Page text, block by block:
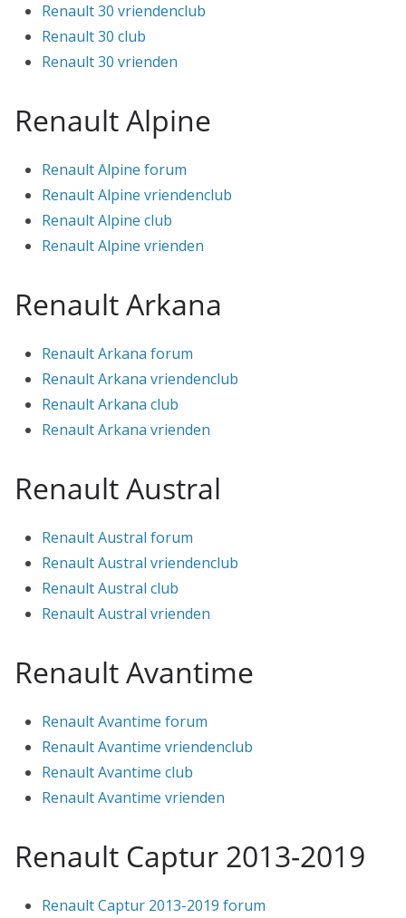
Renault 30 vriendenclub
Renault 30 club
Renault 30 vrienden
Renault Alpine
Renault Alpine forum
Renault Alpine vriendenclub
Renault Alpine club
Renault Alpine vrienden
Renault Arkana
Renault Arkana forum
Renault Arkana vriendenclub
Renault Arkana club
Renault Arkana vrienden
Renault Austral
Renault Austral forum
Renault Austral vriendenclub
Renault Austral club
Renault Austral vrienden
Renault Avantime
Renault Avantime forum
Renault Avantime vriendenclub
Renault Avantime club
Renault Avantime vrienden
Renault Captur 2013-2019
Renault Captur 2013-2019 forum